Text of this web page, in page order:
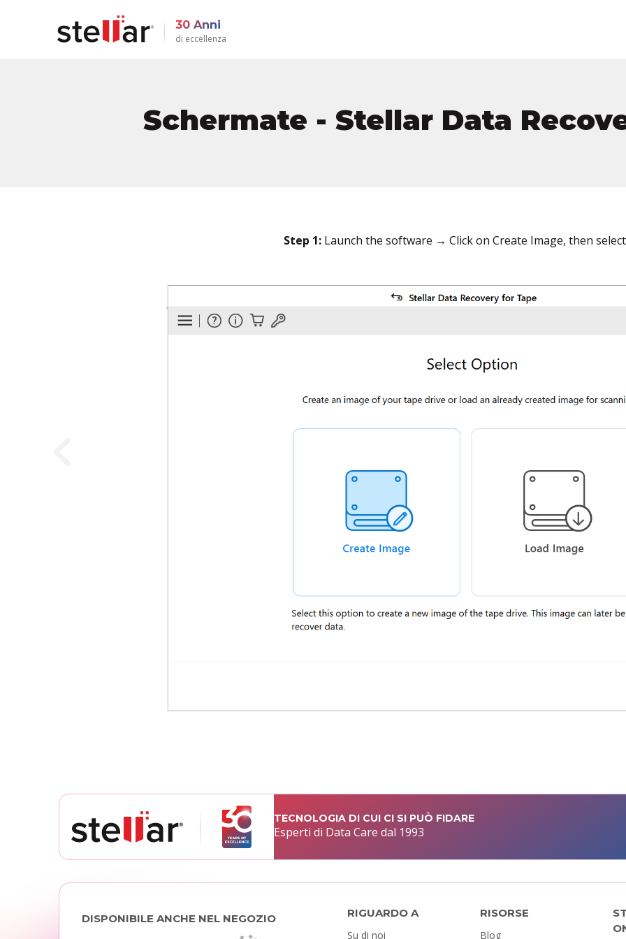
30 Anni
di eccellenza
Schermate - Stellar Data
Step 1: Launch the software → Click on Create Image, then
TECNOLOGIA DI CUI CI SI PUÒ FIDARE
Esperti di Data Care dal 1993
DISPONIBILE ANCHE NEL NEGOZIO
RIGUARDO A
Su di noi
RISORSE
Blog